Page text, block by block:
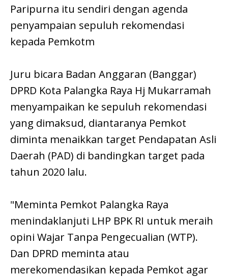
Paripurna itu sendiri dengan agenda
penyampaian sepuluh rekomendasi
kepada Pemkotm
Juru bicara Badan Anggaran (Banggar)
DPRD Kota Palangka Raya Hj Mukarramah
menyampaikan ke sepuluh rekomendasi
yang dimaksud, diantaranya Pemkot
diminta menaikkan target Pendapatan Asli
Daerah (PAD) di bandingkan target pada
tahun 2020 lalu.
"Meminta Pemkot Palangka Raya
menindaklanjuti LHP BPK RI untuk meraih
opini Wajar Tanpa Pengecualian (WTP).
Dan DPRD meminta atau
merekomendasikan kepada Pemkot agar